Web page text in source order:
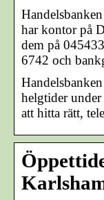
har kontor på
dem på
6742 och
helgtider
att hitta rätt,